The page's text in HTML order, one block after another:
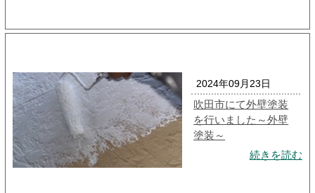
2024年09月23日
吹田市にて外壁塗装
を行いました～外壁
塗装～
続きを読む